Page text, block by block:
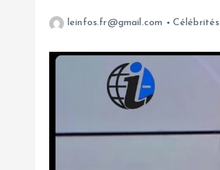
leinfos.fr@gmail.com Célébrités